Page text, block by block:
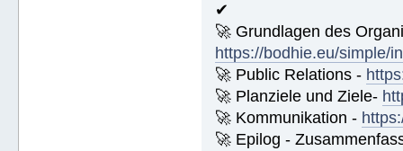
✔
🚀 Grundlagen des
https://bodhie.eu/simple/
🚀 Public Relations -
🚀 Planziele und Ziele-
🚀 Kommunikation -
🚀 Epilog -